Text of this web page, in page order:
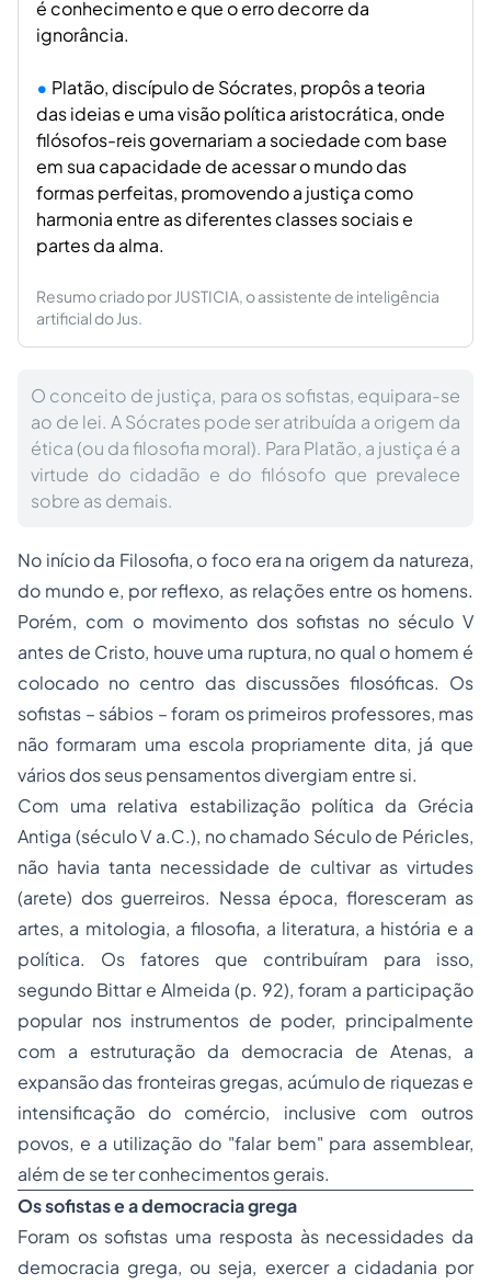
é conhecimento e que o erro decorre da
ignorância.
Platão, discípulo de Sócrates, propôs a teoria
das ideias e uma visão política aristocrática, onde
filósofos-reis governariam a sociedade com base
em sua capacidade de acessar o mundo das
formas perfeitas, promovendo a justiça como
harmonia entre as diferentes classes sociais e
partes da alma.
Resumo criado por JUSTICIA, o assistente de inteligência
artificial do Jus.
O conceito de justiça, para os sofistas, equipara-se
ao de lei. A Sócrates pode ser atribuída a origem da
ética (ou da filosofia moral). Para Platão, a justiça é a
virtude do cidadão e do filósofo que prevalece
sobre as demais.
No início da Filosofia, o foco era na origem da natureza,
do mundo e, por reflexo, as relações entre os homens.
Porém, com o movimento dos sofistas no século V
antes de Cristo, houve uma ruptura, no qual o homem é
colocado no centro das discussões filosóficas. Os
sofistas – sábios – foram os primeiros professores, mas
não formaram uma escola propriamente dita, já que
vários dos seus pensamentos divergiam entre si.
Com uma relativa estabilização política da Grécia
Antiga (século V a.C.), no chamado Século de Péricles,
não havia tanta necessidade de cultivar as virtudes
(arete) dos guerreiros. Nessa época, floresceram as
artes, a mitologia, a filosofia, a literatura, a história e a
política. Os fatores que contribuíram para isso,
segundo Bittar e Almeida (p. 92), foram a participação
popular nos instrumentos de poder, principalmente
com a estruturação da democracia de Atenas, a
expansão das fronteiras gregas, acúmulo de riquezas e
intensificação do comércio, inclusive com outros
povos, e a utilização do "falar bem" para assemblear,
além de se ter conhecimentos gerais.
Os sofistas e a democracia grega
Foram os sofistas uma resposta às necessidades da
democracia grega, ou seja, exercer a cidadania por